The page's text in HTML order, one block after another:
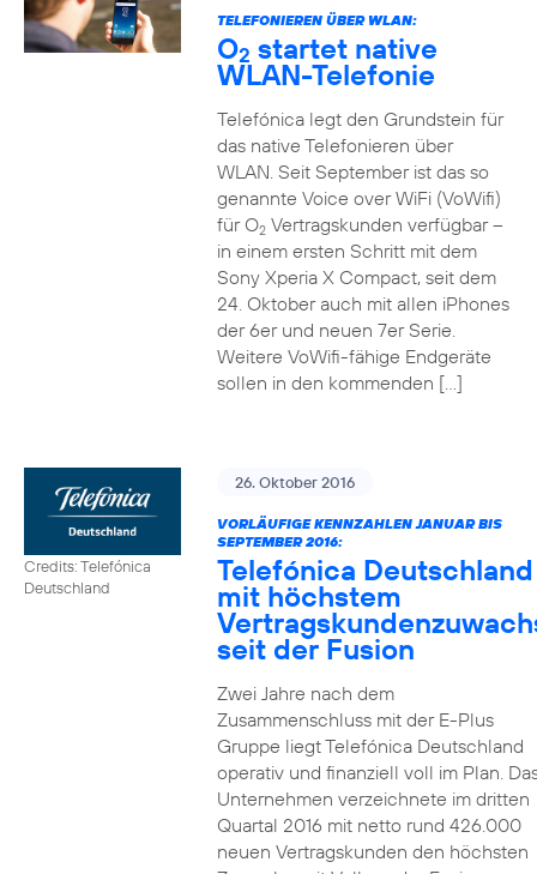
TELEFONIEREN ÜBER WLAN:
O2 startet native
WLAN-Telefonie
Telefónica legt den Grundstein für
das native Telefonieren über
WLAN. Seit September ist das so
genannte Voice over WiFi (VoWifi)
für O2Vertragskunden verfügbar –
in einem ersten Schritt mit dem
Sony Xperia X Compact, seit dem
24. Oktober auch mit allen iPhones
der 6er und neuen 7er Serie.
Weitere VoWifi-fähige Endgeräte
sollen in den kommenden […]
Credits: Telefónica
Deutschland
26. Oktober 2016
VORLÄUFIGE KENNZAHLEN JANUAR BIS
SEPTEMBER 2016:
Telefónica Deutschland
mit höchstem
seit der Fusion
Zwei Jahre nach dem
Zusammenschluss mit der E-Plus
Gruppe liegt Telefónica Deutschland
operativ und finanziell voll im Plan.
Unternehmen verzeichnete im dritten
Quartal 2016 mit netto rund 426.000
neuen Vertragskunden den höchsten